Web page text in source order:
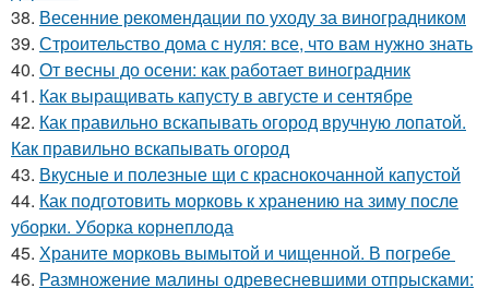
38. Весенние рекомендации по уходу за виноградником
39. Строительство дома с нуля: все, что вам нужно знать
40. От весны до осени: как работает виноградник
41. Как выращивать капусту в августе и сентябре
42. Как правильно вскапывать огород вручную лопатой.
Как правильно вскапывать огород
43. Вкусные и полезные щи с краснокочанной капустой
44. Как подготовить морковь к хранению на зиму после
уборки. Уборка корнеплода
45. Храните морковь вымытой и чищенной. В погребе
46. Размножение малины одревесневшими отпрысками: